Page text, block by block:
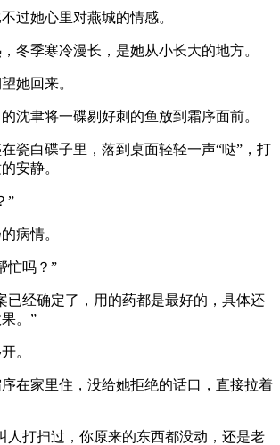
过她心里对燕城的情感。
冬季寒冷漫长，是她从小长大的地方。
她回来。
沈聿将一碟剔好刺的鱼放到霜序面前。
瓷白碟子里，落到桌面轻轻一声“哒”，打
安静。
”
病情。
忙吗？”
已经确定了，用的药都是最好的，具体还
。”
。
在家里住，没给她拒绝的话口，直接拉着
人打扫过，你原来的东西都没动，还是老